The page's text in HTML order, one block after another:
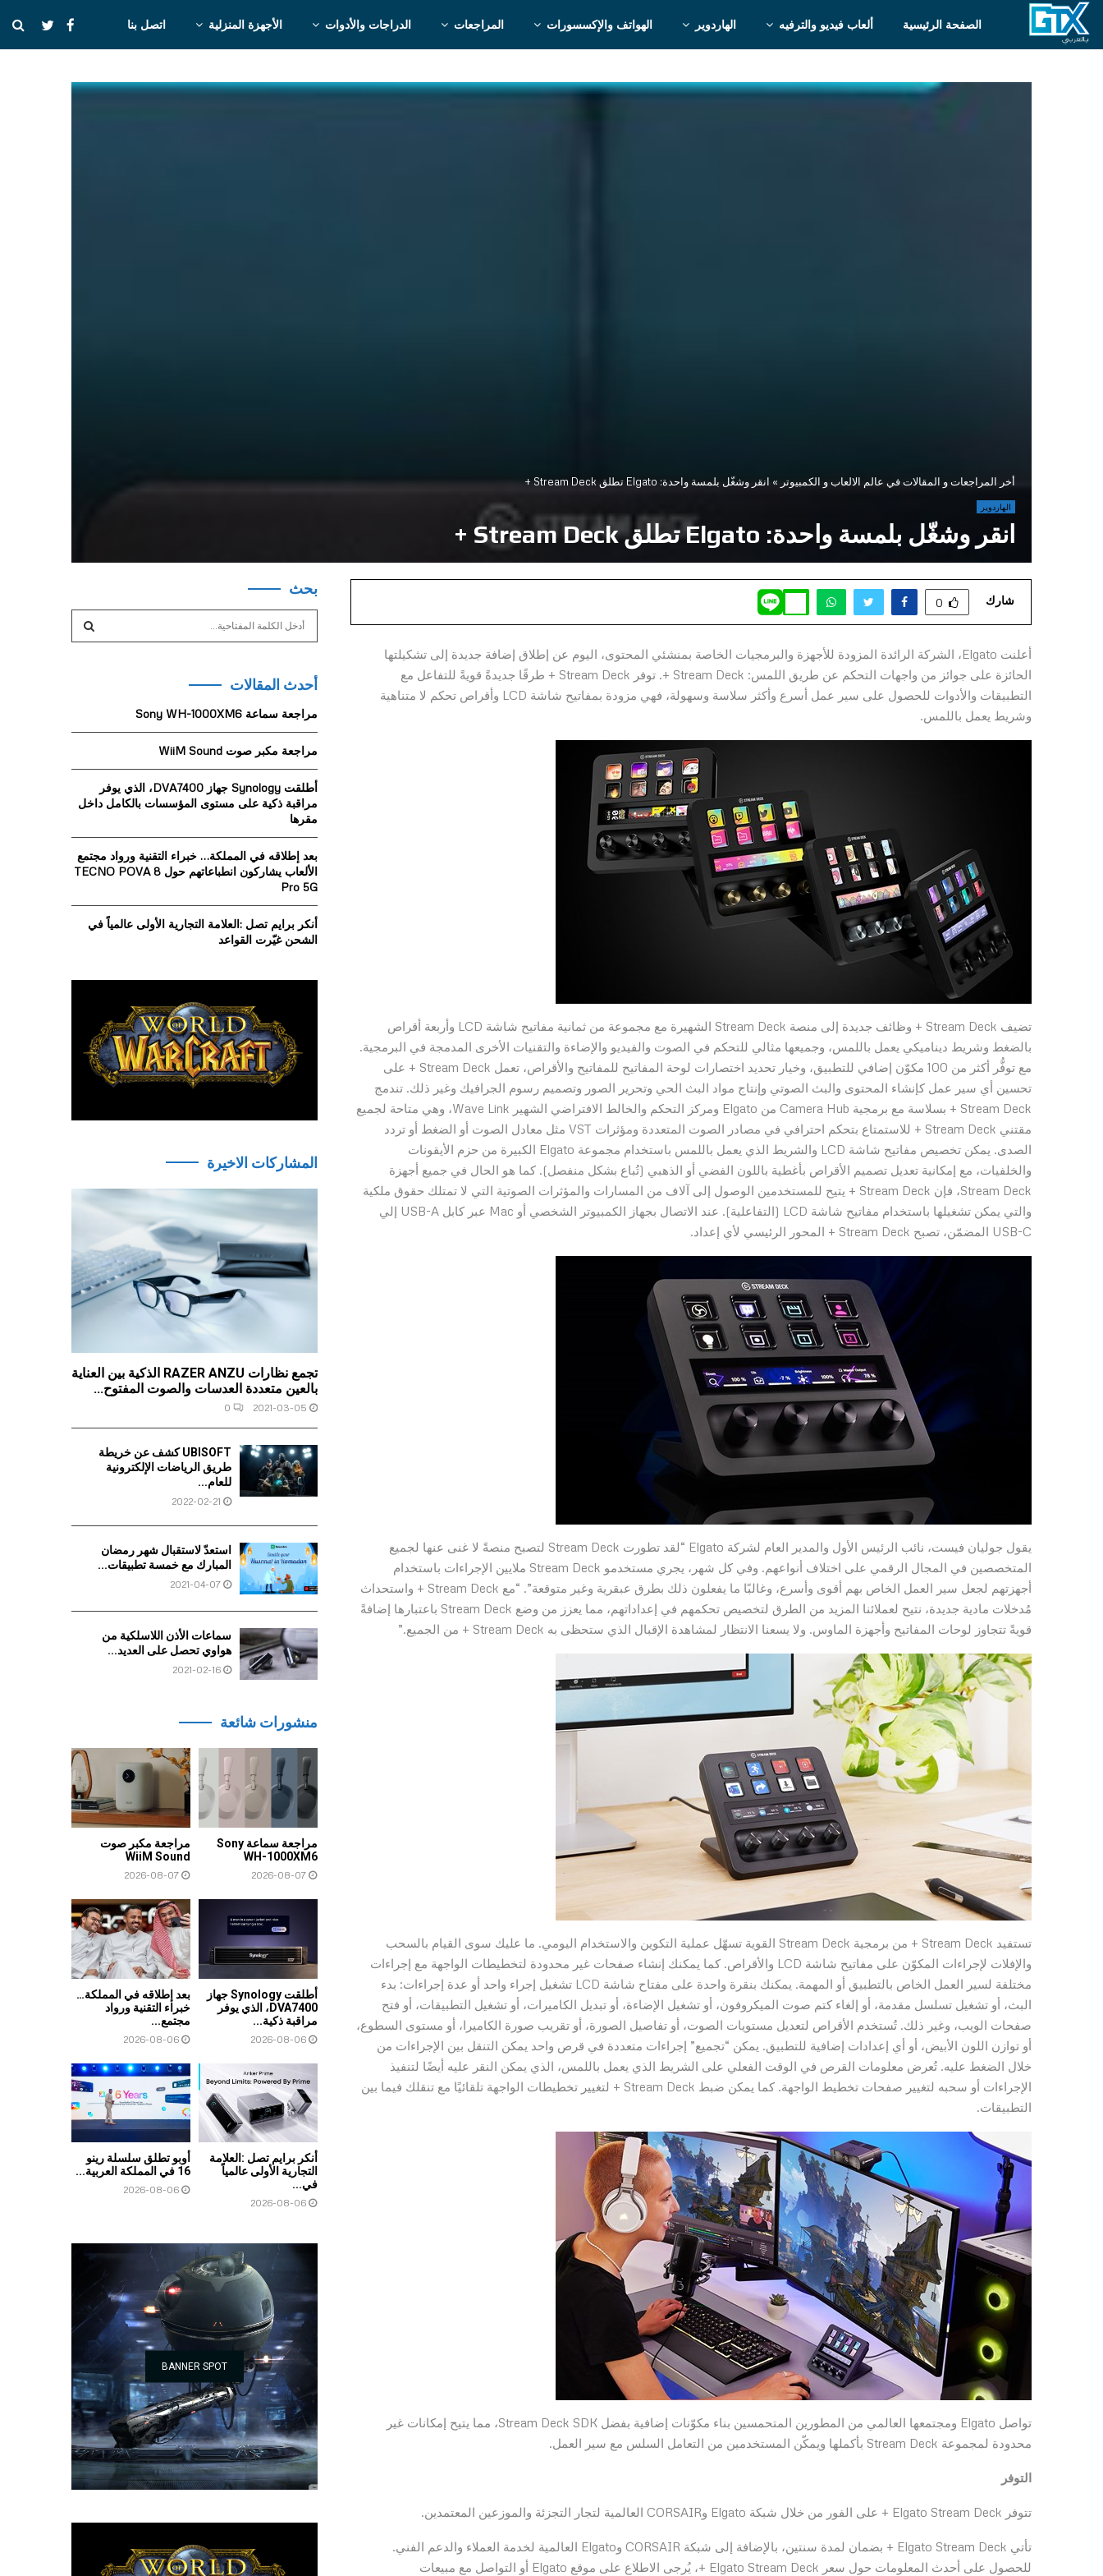
الصفحة الرئيسية ألعاب فيديو والترفيه الهاردوير الهواتف والإكسسورات المراجعات الدراجات والأدوات الأجهزة المنزلية اتصل بنا
أخر المراجعات و المقالات في عالم الالعاب و الكمبيوتر » انقر وشغّل بلمسة واحدة: Elgato تطلق Stream Deck +
الهاردوير
انقر وشغّل بلمسة واحدة: Elgato تطلق Stream Deck +
شارك 0
أعلنت Elgato، الشركة الرائدة المزودة للأجهزة والبرمجيات الخاصة بمنشئي المحتوى، اليوم عن إطلاق إضافة جديدة إلى تشكيلتها
الحائزة على جوائز من واجهات التحكم عن طريق اللمس: Stream Deck +. توفر Stream Deck + طرقًا جديدةً قويةً للتفاعل مع
التطبيقات والأدوات للحصول على سير عمل أسرع وأكثر سلاسة وسهولة، فهي مزودة بمفاتيح شاشة LCD وأقراص تحكم لا متناهية
وشريط يعمل باللمس.
تضيف Stream Deck + وظائف جديدة إلى منصة Stream Deck الشهيرة مع مجموعة من ثمانية مفاتيح شاشة LCD وأربعة أقراص
بالضغط وشريط ديناميكي يعمل باللمس، وجميعها مثالي للتحكم في الصوت والفيديو والإضاءة والتقنيات الأخرى المدمجة في البرمجية.
مع توفُّر أكثر من 100 مكوّن إضافي للتطبيق، وخيار تحديد اختصارات لوحة المفاتيح للمفاتيح والأقراص، تعمل Stream Deck + على
تحسين أي سير عمل كإنشاء المحتوى والبث الصوتي وإنتاج مواد البث الحي وتحرير الصور وتصميم رسوم الجرافيك وغير ذلك. تندمج
Stream Deck + بسلاسة مع برمجية Camera Hub من Elgato ومركز التحكم والخالط الافتراضي الشهير Wave Link، وهي متاحة لجميع
مقتني Stream Deck + للاستمتاع بتحكم احترافي في مصادر الصوت المتعددة ومؤثرات VST مثل معادل الصوت أو الضغط أو تردد
الصدى. يمكن تخصيص مفاتيح شاشة LCD والشريط الذي يعمل باللمس باستخدام مجموعة Elgato الكبيرة من حزم الأيقونات
والخلفيات، مع إمكانية تعديل تصميم الأقراص بأغطية باللون الفضي أو الذهبي (تُباع بشكل منفصل). كما هو الحال في جميع أجهزة
Stream Deck، فإن Stream Deck + يتيح للمستخدمين الوصول إلى آلاف من المسارات والمؤثرات الصوتية التي لا تمتلك حقوق ملكية
والتي يمكن تشغيلها باستخدام مفاتيح شاشة LCD (التفاعلية). عند الاتصال بجهاز الكمبيوتر الشخصي أو Mac عبر كابل USB-A إلي
USB-C المضمّن، تصبح Stream Deck + المحور الرئيسي لأي إعداد.
يقول جوليان فيست، نائب الرئيس الأول والمدير العام لشركة Elgato “لقد تطورت Stream Deck لتصبح منصةً لا غنى عنها لجميع
المتخصصين في المجال الرقمي على اختلاف أنواعهم. وفي كل شهر، يجري مستخدمو Stream Deck ملايين الإجراءات باستخدام
أجهزتهم لجعل سير العمل الخاص بهم أقوى وأسرع، وغالبًا ما يفعلون ذلك بطرق عبقرية وغير متوقعة”. “مع Stream Deck + واستحداث
مُدخلات مادية جديدة، نتيح لعملائنا المزيد من الطرق لتخصيص تحكمهم في إعداداتهم، مما يعزز من وضع Stream Deck باعتبارها إضافةً
قويةً تتجاوز لوحات المفاتيح وأجهزة الماوس. ولا يسعنا الانتظار لمشاهدة الإقبال الذي ستحظى به Stream Deck + من الجميع.”
تستفيد Stream Deck + من برمجية Stream Deck القوية تسهّل عملية التكوين والاستخدام اليومي. ما عليك سوى القيام بالسحب
والإفلات لإجراءات المكوّن على مفاتيح شاشة LCD والأقراص. كما يمكنك إنشاء صفحات غير محدودة لتخطيطات الواجهة مع إجراءات
مختلفة لسير العمل الخاص بالتطبيق أو المهمة. يمكنك بنقرة واحدة على مفتاح شاشة LCD تشغيل إجراء واحد أو عدة إجراءات: بدء
البث، أو تشغيل تسلسل مقدمة، أو إلغاء كتم صوت الميكروفون، أو تشغيل الإضاءة، أو تبديل الكاميرات، أو تشغيل التطبيقات، أو فتح
صفحات الويب، وغير ذلك. تُستخدم الأقراص لتعديل مستويات الصوت، أو تفاصيل الصورة، أو تقريب صورة الكاميرا، أو مستوى السطوع،
أو توازن اللون الأبيض، أو أي إعدادات إضافية للتطبيق. يمكن “تجميع” إجراءات متعددة في قرص واحد يمكن التنقل بين الإجراءات من
خلال الضغط عليه. تُعرض معلومات القرص في الوقت الفعلي على الشريط الذي يعمل باللمس، الذي يمكن النقر عليه أيضًا لتنفيذ
الإجراءات أو سحبه لتغيير صفحات تخطيط الواجهة. كما يمكن ضبط Stream Deck + لتغيير تخطيطات الواجهة تلقائيًا مع تنقلك فيما بين
التطبيقات.
تواصل Elgato ومجتمعها العالمي من المطورين المتحمسين بناء مكوّنات إضافية بفضل Stream Deck SDK، مما يتيح إمكانات غير
محدودة لمجموعة Stream Deck بأكملها ويمكّن المستخدمين من التعامل السلس مع سير العمل.
التوفر
تتوفر Elgato Stream Deck + على الفور من خلال شبكة Elgato وCORSAIR العالمية لتجار التجزئة والموزعين المعتمدين.
تأتي Elgato Stream Deck + بضمان لمدة سنتين، بالإضافة إلى شبكة CORSAIR وElgato العالمية لخدمة العملاء والدعم الفني.
للحصول على أحدث المعلومات حول سعر Elgato Stream Deck +، يُرجى الاطلاع على موقع Elgato أو التواصل مع مبيعات
بحث
c
f
r
:
أحدث المقالات
مراجعة سماعة Sony WH-1000XM6
مراجعة مكبر صوت WiiM Sound
أطلقت Synology جهاز DVA7400، الذي يوفر
مراقبة ذكية على مستوى المؤسسات بالكامل داخل
مقرها
بعد إطلاقه في المملكة… خبراء التقنية ورواد مجتمع
الألعاب يشاركون انطباعاتهم حول TECNO POVA 8
Pro 5G
أنكر برايم تصل :العلامة التجارية الأولى عالمياً في
الشحن غيّرت القواعد
المشاركات الاخيرة
تجمع نظارات RAZER ANZU الذكية بين العناية
بالعين متعددة العدسات والصوت المفتوح...
2021-03-05
0
UBISOFT كشف عن خريطة
طريق الرياضات الإلكترونية
للعام...
2022-02-21
استعدّ لاستقبال شهر رمضان
المبارك مع خمسة تطبيقات...
2021-04-07
سماعات الأذن اللاسلكية من
هواوي تحصل على العديد...
2021-02-16
منشورات شائعة
مراجعة سماعة Sony
WH-1000XM6
2026-08-07
مراجعة مكبر صوت
WiiM Sound
2026-08-07
أطلقت Synology جهاز
DVA7400، الذي يوفر
مراقبة ذكية...
2026-08-06
بعد إطلاقه في المملكة…
خبراء التقنية ورواد
مجتمع...
2026-08-06
أنكر برايم تصل :العلامة
التجارية الأولى عالمياً
في...
2026-08-06
أوبو تطلق سلسلة رينو
16 في المملكة العربية...
2026-08-06
BANNER SPOT